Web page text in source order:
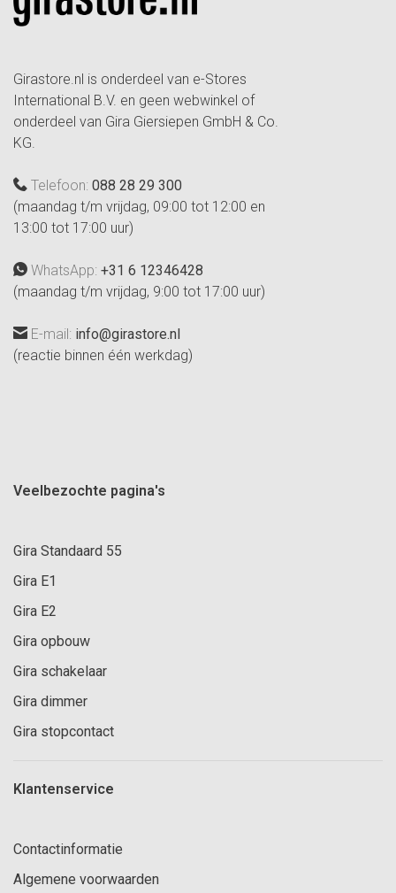
Girastore.nl is onderdeel van e-Stores
International B.V. en geen webwinkel of
onderdeel van Gira Giersiepen GmbH & Co.
KG.
Telefoon: 088 28 29 300
(maandag t/m vrijdag, 09:00 tot 12:00 en
13:00 tot 17:00 uur)
WhatsApp: +31 6 12346428
(maandag t/m vrijdag, 9:00 tot 17:00 uur)
E-mail: info@girastore.nl
(reactie binnen één werkdag)
Veelbezochte pagina's
Gira Standaard 55
Gira E1
Gira E2
Gira opbouw
Gira schakelaar
Gira dimmer
Gira stopcontact
Klantenservice
Contactinformatie
Algemene voorwaarden